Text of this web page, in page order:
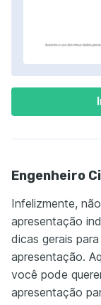
Engenheiro
Infelizmente,
apresentação
dicas gerais
apresentação.
você pode
apresentação